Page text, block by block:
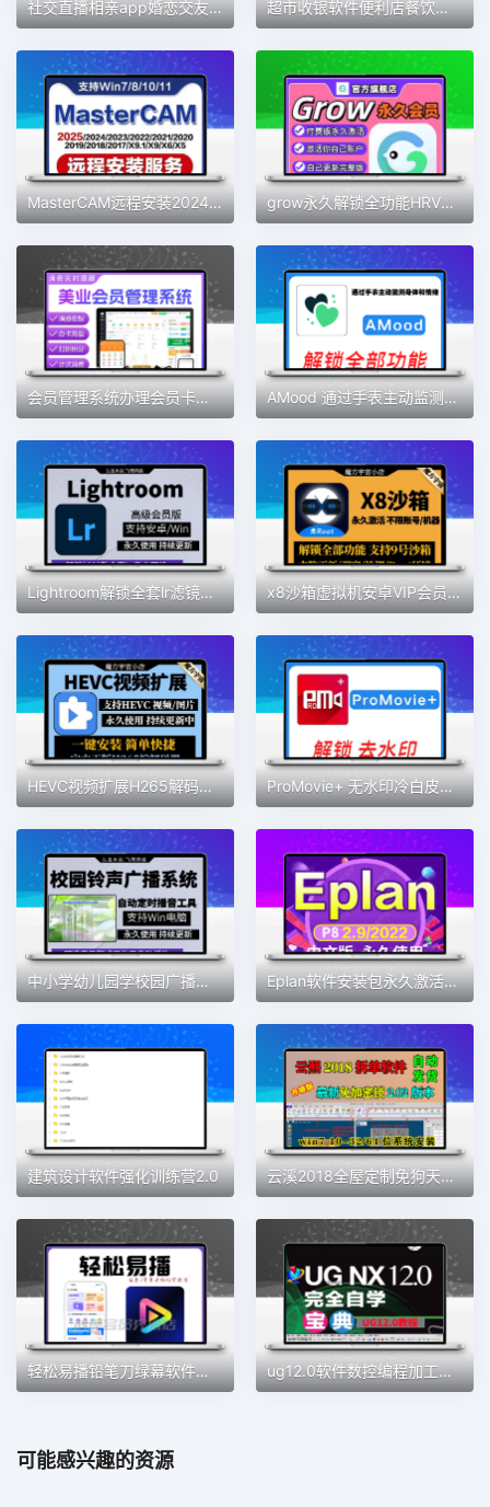
社交直播相亲app婚恋交友软件开发定制视频交友一对一语音聊天室 超市收银软件便利店餐饮服装版收银系统会员管理手机版收银系统
MasterCAM远程安装2024/2025/2023/2022/21/2017X9/X5/v9.1MC软件 grow永久解锁全功能HRV压力自测习惯健康好伙伴素材
会员管理系统办理会员卡手机收银充值积分营销美发美甲美睫美容院 AMood 通过手表主动监测身体和情绪 自律 学习 软件素材
Lightroom解锁全套lr滤镜预设蒙版专业高级版安卓手机2025lr电脑 x8沙箱虚拟机安卓VIP会员版全功能版免root去广告支持安卓13系统
HEVC视频扩展H265解码器Win10插件MOV/HEIC图像HEIF安装编码工具 ProMovie+ 无水印冷白皮专业摄像机录音曝光对焦4K拍摄素材包更新
中小学幼儿园学校园广播打铃声工具定时播放智能系统自动上下课音 Eplan软件安装包永久激活p8 2022电气设计绘图软件eplan远程安装
建筑设计软件强化训练营2.0 云溪2018全屋定制免狗天工生产免锁云熙拆单软件柜体橱柜排版2021
轻松易播铅笔刀绿幕软件直播加加魔盒同款绿幕直播间会员权益 ug12.0软件数控编程加工中心数控自学建模全套教程从入门到精通
可能感兴趣的资源